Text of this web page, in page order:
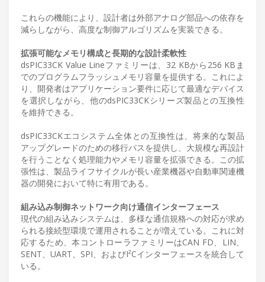
これらの機能により、設計者は外部アナログ部品への依存を
減らしながら、高度な制御アルゴリズムを実装できる。
拡張可能なメモリ構成と長期的な設計柔軟性
dsPIC33CK Value Lineファミリーは、32 KBから256 KBま
でのプログラムフラッシュメモリ容量を提供する。これによ
り、開発者はアプリケーション要件に応じて最適なデバイス
を選択しながら、他のdsPIC33CKシリーズ製品との互換性
を維持できる。
dsPIC33CKエコシステム全体との互換性は、将来的な製品
アップグレードのための移行パスを提供し、大規模な再設計
を行うことなく処理能力やメモリ容量を拡張できる。この拡
張性は、製品ライフサイクルが長い産業機器や自動車関連機
器の開発において特に有用である。
組み込み制御ネットワーク向け通信インターフェース
現代の組み込みシステムは、多様な通信規格への対応が求め
られる接続型環境で運用されることが増えている。これに対
応するため、本コントローラファミリーはCAN FD、LIN、
SENT、UART、SPI、およびI²Cインターフェースを統合して
いる。